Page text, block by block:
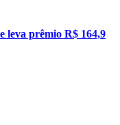
leva prêmio R$ 164,9